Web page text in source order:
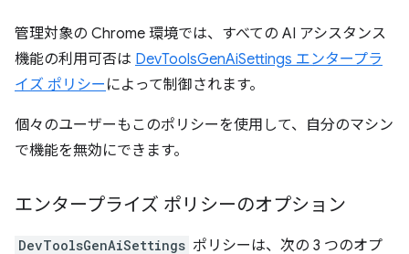
管理対象の Chrome 環境では、すべての AI アシスタンス
機能の利用可否は DevToolsGenAiSettings エンタープラ
イズ ポリシー によって制御されます。
個々のユーザーもこのポリシーを使用して、自分のマシン
で機能を無効にできます。
エンタープライズ ポリシーのオプション
DevToolsGenAiSettings ポリシーは、次の 3 つのオプ